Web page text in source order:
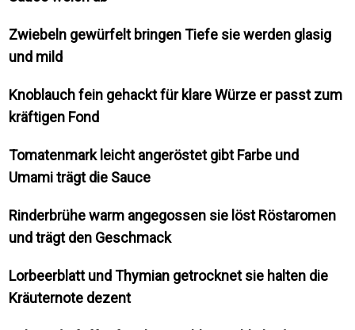
Zwiebeln gewürfelt bringen Tiefe sie werden glasig
und mild
Knoblauch fein gehackt für klare Würze er passt zum
kräftigen Fond
Tomatenmark leicht angeröstet gibt Farbe und
Umami trägt die Sauce
Rinderbrühe warm angegossen sie löst Röstaromen
und trägt den Geschmack
Lorbeerblatt und Thymian getrocknet sie halten die
Kräuternote dezent